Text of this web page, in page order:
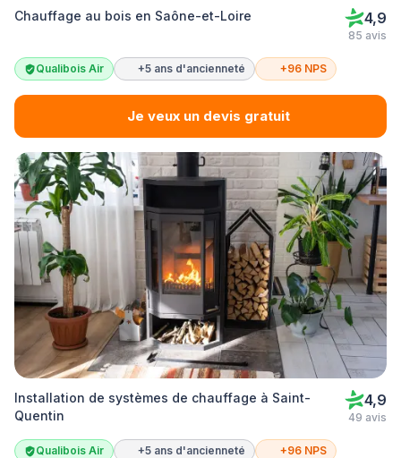
Chauffage au bois en Saône-et-Loire 4,9
85 avis
Qualibois Air +5 ans d'ancienneté +96 NPS
Je veux un devis gratuit
Installation de systèmes de chauffage à Saint-
Quentin
4,9
49 avis
Qualibois Air +5 ans d'ancienneté +96 NPS